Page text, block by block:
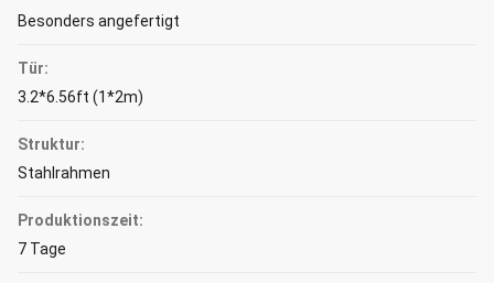
Besonders angefertigt
Tür:
3.2*6.56ft (1*2m)
Struktur:
Stahlrahmen
Produktionszeit:
7 Tage